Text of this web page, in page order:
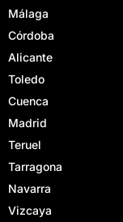
Málaga
Córdoba
Alicante
Toledo
Cuenca
Madrid
Teruel
Tarragona
Navarra
Vizcaya